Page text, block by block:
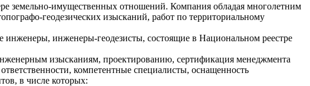
земельно-имущественных отношений. Компания обладая многолетним
геодезических изысканий, работ по территориальному
инженеры-геодезисты, состоящие в Национальном реестре
изысканиям, проектированию, сертификация менеджмента
компетентные специалисты, оснащенность
в числе которых: